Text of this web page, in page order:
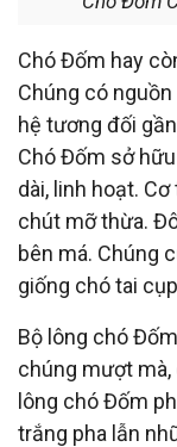
Chó Đốm hay
Chúng có
hệ tương đối
Chó Đốm sở
dài, linh hoạt.
chút mỡ thừa.
bên má. Chúng
giống chó tai
Bộ lông chó
chúng mượt mà,
lông chó Đốm
trắng pha lẫn